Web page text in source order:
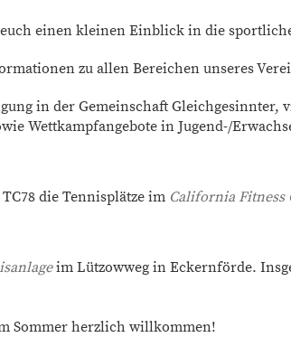
einen kleinen Einblick in die
zu allen Bereichen unseres
in der Gemeinschaft Gleichgesinnter,
Wettkampfangebote in Jugend-/
die Tennisplätze im California Fitness
im Lützowweg in Eckernförde.
Sommer herzlich willkommen!